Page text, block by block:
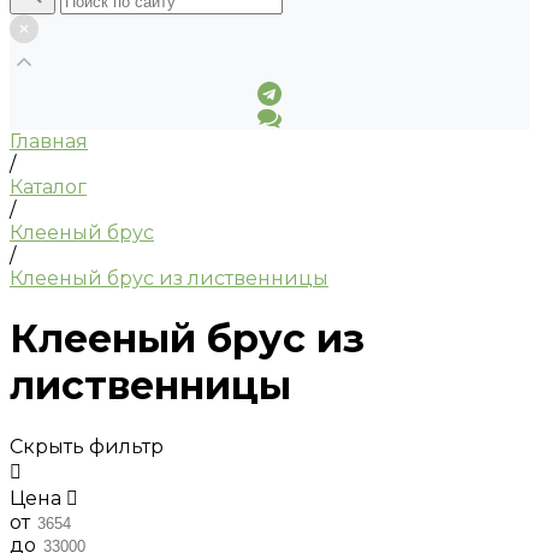
Главная
/
Каталог
/
Клееный брус
/
Клееный брус из лиственницы
Клееный брус из
лиственницы
Скрыть фильтр
Цена
от
до